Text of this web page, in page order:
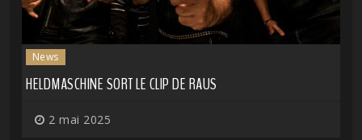
News
HELDMASCHINE SORT LE CLIP DE RAUS
2 mai 2025